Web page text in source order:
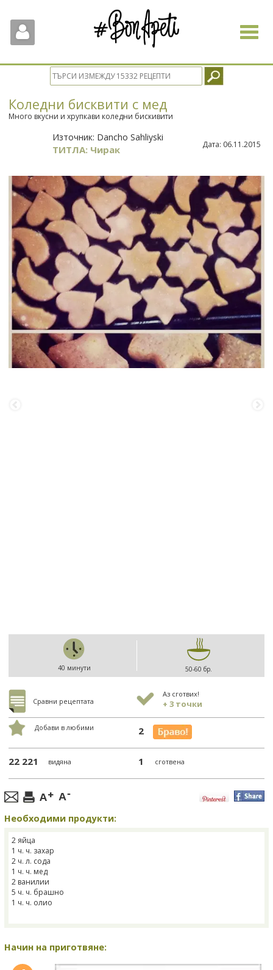
Toggle
Коледни бисквити с мед
Много вкусни и хрупкави коледни бискивити
Източник: Dancho Sahliyski
ТИТЛА: Чирак Дата: 06.11.2015
40 минути 50-60 бр.
Сравни рецептата
Аз сготвих!
+ 3 точки
Добави в любими 2
22 221 видяна 1 сготвена
Необходими продукти:
2 яйца
1 ч. ч. захар
2 ч. л. сода
1 ч. ч. мед
2 ванилии
5 ч. ч. брашно
1 ч. ч. олио
Начин на приготвяне: